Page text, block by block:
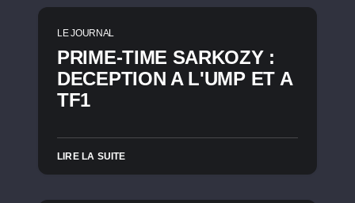
LE JOURNAL
PRIME-TIME SARKOZY :
DECEPTION A L'UMP ET A
TF1
LIRE LA SUITE